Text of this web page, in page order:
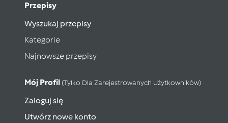
Przepisy
Wyszukaj przepisy
Kategorie
Najnowsze przepisy
Mój Profil (tylko Dla Zarejestrowanych Użytkowników)
Zaloguj się
Utwórz nowe konto